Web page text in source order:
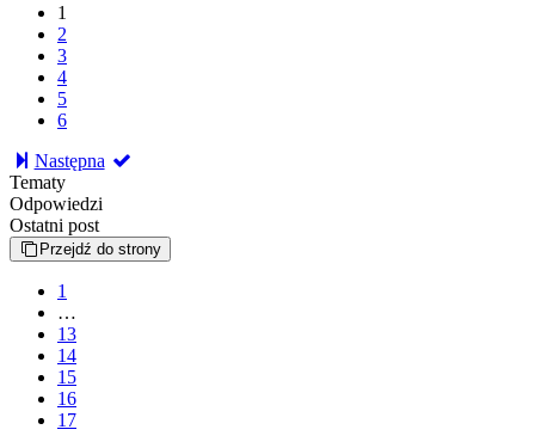
1
2
3
4
5
6
Następna
Tematy
Odpowiedzi
Ostatni post
Przejdź do strony
1
…
13
14
15
16
17